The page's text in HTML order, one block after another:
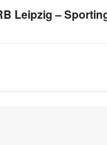
Leipzig –